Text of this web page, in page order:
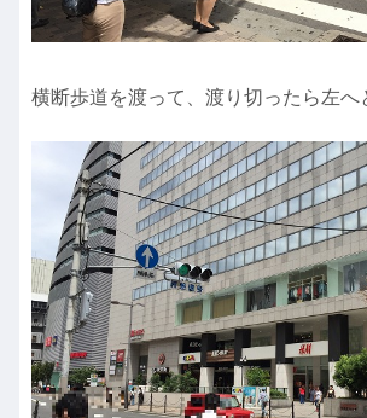
横断歩道を渡って、渡り切ったら左へ